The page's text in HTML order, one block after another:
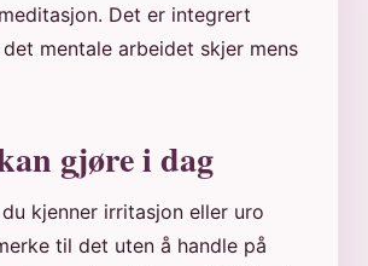
Det er integrert
mentale arbeidet skjer mens
gjøre i dag
kjenner irritasjon eller uro
til det uten å handle på